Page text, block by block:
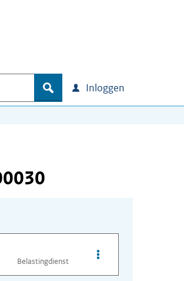
zoek Inloggen
Belastingdienst
Opties van bestand